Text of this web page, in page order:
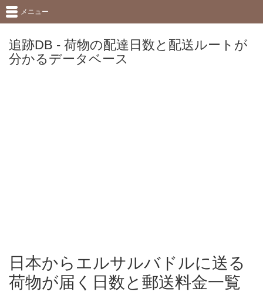
追跡DB - 荷物の配達日数と配送ルートが
分かるデータベース
メニュー
日本からエルサルバドルに送る
荷物が届く日数と郵送料金一覧